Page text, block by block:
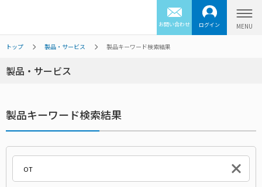
お問い合わせ ログイン
トップ 製品・サービス 製品キーワード検索結果
製品・サービス
製品キーワード検索結果